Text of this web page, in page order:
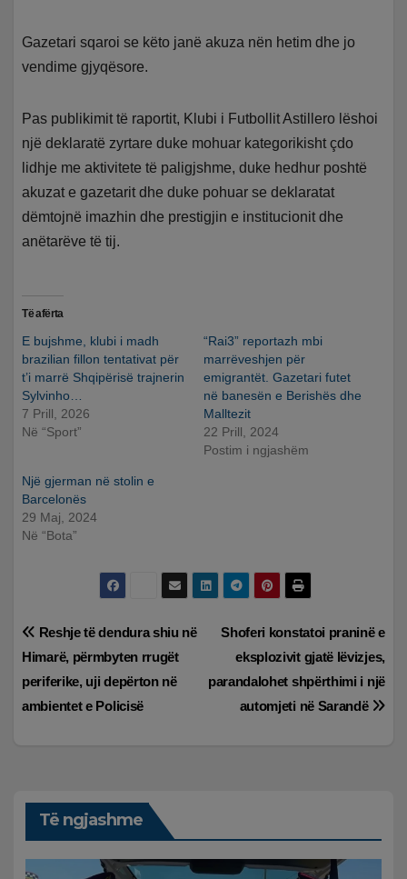
Gazetari sqaroi se këto janë akuza nën hetim dhe jo
vendime gjyqësore.
Pas publikimit të raportit, Klubi i Futbollit Astillero lëshoi ​​
një deklaratë zyrtare duke mohuar kategorikisht çdo
lidhje me aktivitete të paligjshme, duke hedhur poshtë
akuzat e gazetarit dhe duke pohuar se deklaratat
dëmtojnë imazhin dhe prestigjin e institucionit dhe
anëtarëve të tij.
Të afërta
E bujshme, klubi i madh
brazilian fillon tentativat për
t’i marrë Shqipërisë trajnerin
Sylvinho…
7 Prill, 2026
Në “Sport”
“Rai3” reportazh mbi
marrëveshjen për
emigrantët. Gazetari futet
në banesën e Berishës dhe
Malltezit
22 Prill, 2024
Postim i ngjashëm
Një gjerman në stolin e
Barcelonës
29 Maj, 2024
Në “Bota”
Lëvizje
te
postimet
Shoferi konstatoi praninë e
eksplozivit gjatë lëvizjes,
parandalohet shpërthimi i një
automjeti në Sarandë
Reshje të dendura shiu në
Himarë, përmbyten rrugët
periferike, uji depërton në
ambientet e Policisë
Të ngjashme